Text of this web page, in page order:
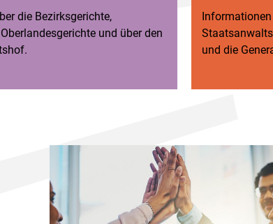
die Bezirksgerichte,
und über den
und die